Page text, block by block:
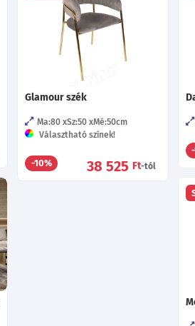
Glamour szék
Ma:80 Sz:50 Mé:50cm
Választható színek!
-10% 38 525 Ft-tól